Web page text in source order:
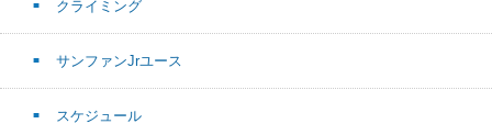
クライミング
サンファンJrユース
スケジュール